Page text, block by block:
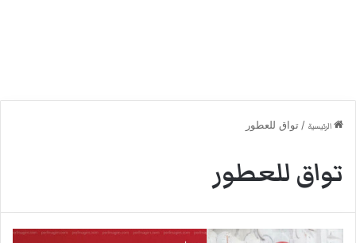
الرئيسية /تواق للعطور
تواق للعطور